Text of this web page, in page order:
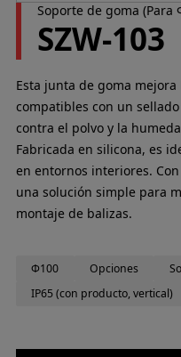
Soporte de goma (Para
SZW-103
Esta junta de goma
compatibles con un
contra el polvo y la
Fabricada en silicona, es
en entornos interiores.
una solución simple para
montaje de balizas.
Φ100 Opciones
IP65 (con producto, vertical)